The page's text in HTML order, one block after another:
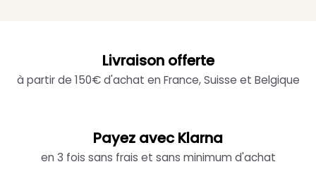
Livraison offerte
à partir de 150€ d'achat en France, Suisse et Belgique
Payez avec Klarna
en 3 fois sans frais et sans minimum d'achat